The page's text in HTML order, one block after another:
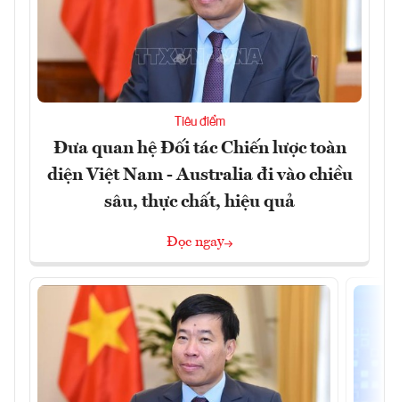
Tiêu điểm
Đưa quan hệ Đối tác Chiến lược toàn
diện Việt Nam - Australia đi vào chiều
sâu, thực chất, hiệu quả
Đọc ngay